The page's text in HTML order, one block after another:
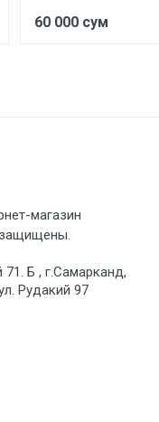
60 000 сум
магазин
защищены.
71. Б , г.Самарканд,
Рудакий 97